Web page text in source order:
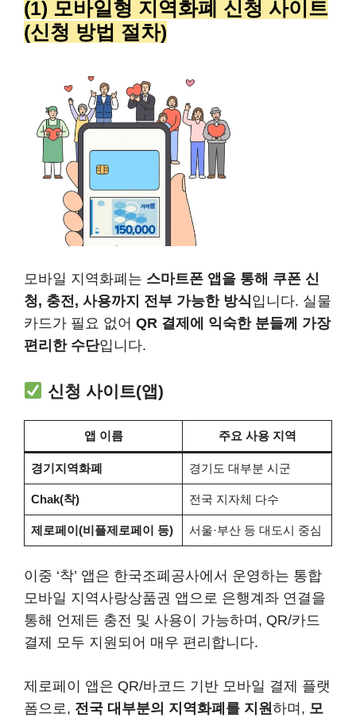
(1) 모바일형 지역화폐 신청 사이트
(신청 방법 절차)
모바일 지역화폐는 스마트폰 앱을 통해 쿠폰 신
청, 충전, 사용까지 전부 가능한 방식입니다. 실물
카드가 필요 없어 QR 결제에 익숙한 분들께 가장
편리한 수단입니다.
신청 사이트(앱)
앱 이름 주요 사용 지역
경기지역화폐 경기도 대부분 시군
Chak(착) 전국 지자체 다수
제로페이(비플제로페이 등) 서울·부산 등 대도시 중심
이중 ‘착’ 앱은 한국조폐공사에서 운영하는 통합
모바일 지역사랑상품권 앱으로 은행계좌 연결을
통해 언제든 충전 및 사용이 가능하며, QR/카드
결제 모두 지원되어 매우 편리합니다.
제로페이 앱은 QR/바코드 기반 모바일 결제 플랫
폼으로, 전국 대부분의 지역화폐를 지원 하며, 모